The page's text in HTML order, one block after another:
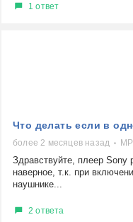
1 ответ
Что делать если в
более 2 месяцев назад
Здравствуйте, плеер Sony
наверное, т.к. при
наушнике...
2 ответа